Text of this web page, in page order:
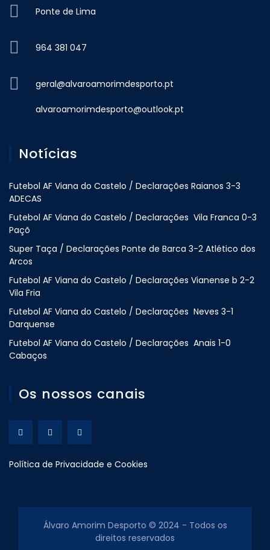
Ponte de Lima
964 381 047
geral@alvaroamorimdesporto.pt
alvaroamorimdesporto@outlook.pt
Notícias
Futebol AF Viana do Castelo / Declarações Raianos 3-3
ADECAS
Futebol AF Viana do Castelo / Declarações Vila Franca 0-3
Paçõ
Super Taça / Declarações Ponte de Barca 3-2 Atlético dos
Arcos
Futebol AF Viana do Castelo / Declarações Vianense b 2-2
Vila Fria
Futebol AF Viana do Castelo / Declarações Neves 3-1
Darquense
Futebol AF Viana do Castelo / Declarações Anais 1-0
Cabaços
Os nossos canais
Política de Privacidade e Cookies
Álvaro Amorim Desporto © 2024 - Todos os
direitos reservados